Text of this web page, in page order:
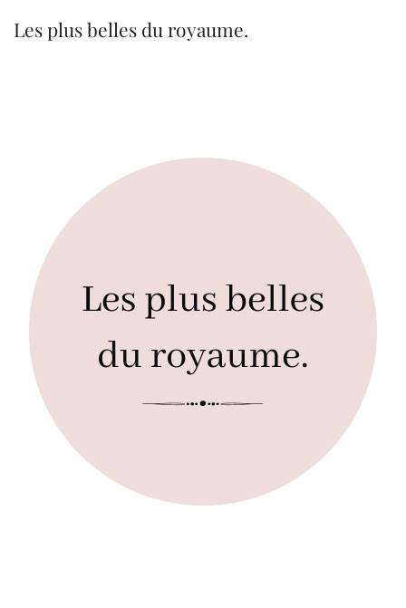
Les plus belles du royaume.